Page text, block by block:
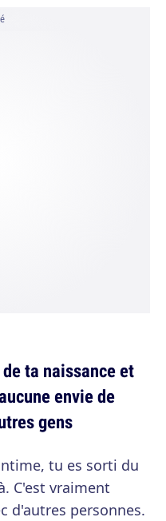
ta naissance et
envie de
gens
tu es sorti du
C'est vraiment
d'autres personnes.